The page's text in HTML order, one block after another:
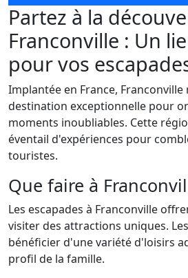
Partez à la
Franconville : Un
pour vos
Implantée en France,
destination exceptionnelle pour
moments inoubliables. Cette
éventail d'expériences pour
touristes.
Que faire à
Les escapades à Franconville
visiter des attractions uniques.
bénéficier d'une variété d'loisirs
profil de la famille.